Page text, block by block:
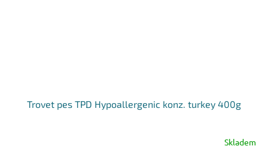
Trovet pes TPD Hypoallergenic konz. turkey 400g
Skladem